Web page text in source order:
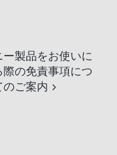
ー製品をお使いに
際の免責事項につ
のご案内